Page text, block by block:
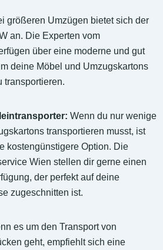
größeren Umzügen bietet sich der
an. Die Experten vom
über eine moderne und gut
deine Möbel und Umzugskartons
transportieren.
Wenn du nur wenige
transportieren musst, ist
kostengünstigere Option. Die
Wien stellen dir gerne einen
der perfekt auf deine
zugeschnitten ist.
es um den Transport von
geht, empfiehlt sich eine